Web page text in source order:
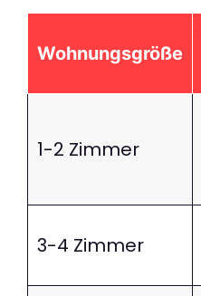
Wohnungsgröße
1-2 Zimmer
3-4 Zimmer